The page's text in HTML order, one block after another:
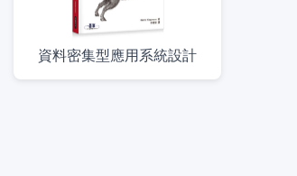
資料密集型應用系統設計